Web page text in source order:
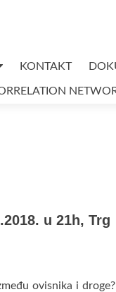
KONTAKT
u 21h, Trg
ovisnika i